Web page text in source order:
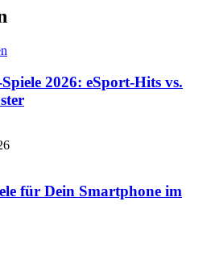
2026: eSport-Hits vs.
für Dein Smartphone im